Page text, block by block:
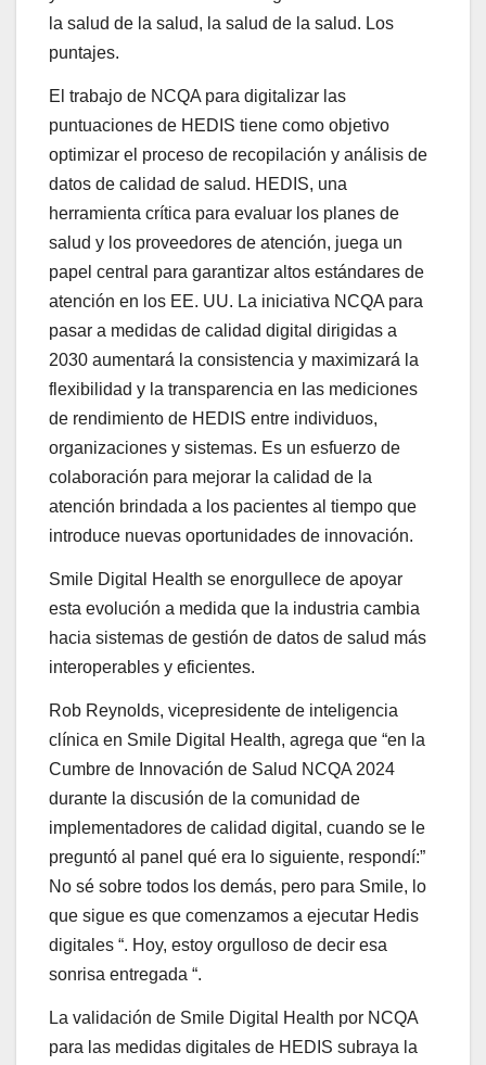
la salud de la salud, la salud de la salud. Los
puntajes.
El trabajo de NCQA para digitalizar las
puntuaciones de HEDIS tiene como objetivo
optimizar el proceso de recopilación y análisis de
datos de calidad de salud. HEDIS, una
herramienta crítica para evaluar los planes de
salud y los proveedores de atención, juega un
papel central para garantizar altos estándares de
atención en los EE. UU. La iniciativa NCQA para
pasar a medidas de calidad digital dirigidas a
2030 aumentará la consistencia y maximizará la
flexibilidad y la transparencia en las mediciones
de rendimiento de HEDIS entre individuos,
organizaciones y sistemas. Es un esfuerzo de
colaboración para mejorar la calidad de la
atención brindada a los pacientes al tiempo que
introduce nuevas oportunidades de innovación.
Smile Digital Health se enorgullece de apoyar
esta evolución a medida que la industria cambia
hacia sistemas de gestión de datos de salud más
interoperables y eficientes.
Rob Reynolds, vicepresidente de inteligencia
clínica en Smile Digital Health, agrega que “en la
Cumbre de Innovación de Salud NCQA 2024
durante la discusión de la comunidad de
implementadores de calidad digital, cuando se le
preguntó al panel qué era lo siguiente, respondí:”
No sé sobre todos los demás, pero para Smile, lo
que sigue es que comenzamos a ejecutar Hedis
digitales “. Hoy, estoy orgulloso de decir esa
sonrisa entregada “.
La validación de Smile Digital Health por NCQA
para las medidas digitales de HEDIS subraya la